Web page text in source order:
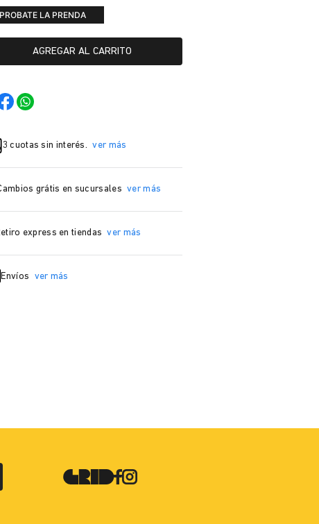
PROBATE LA PRENDA
AGREGAR AL CARRITO
3 cuotas sin interés. ver más
grátis en sucursales ver más
express en tiendas ver más
Envíos ver más